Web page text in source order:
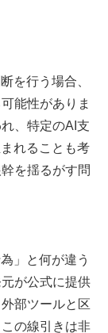
を行う場合、
能性がありま
、特定のAI支
れることも考
を揺るがす問
」と何が違う
が公式に提供
部ツールと区
の線引きは非